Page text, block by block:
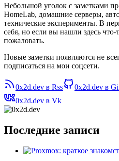
Небольшой уголок с заметками
HomeLab, домашние серверы,
технические эксперименты. В
себя, но если вы нашли здесь
пожаловать.
Новые заметки появляются не
подписаться на мои соцсети.
0x2d.dev в Rss 0x2d.dev в
0x2d.dev в Vk
Последние записи